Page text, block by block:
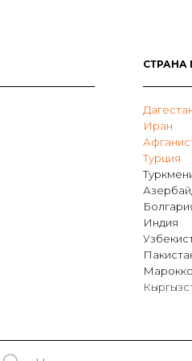
СТРАНА
Иран
Турция
Индия
Марокко